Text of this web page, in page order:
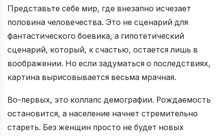
Представьте себе мир, где внезапно исчезает
половина человечества. Это не сценарий для
фантастического боевика, а гипотетический
сценарий, который, к счастью, остается лишь в
воображении. Но если задуматься о последствиях,
картина вырисовывается весьма мрачная.
Во-первых, это коллапс демографии. Рождаемость
остановится, а население начнет стремительно
стареть. Без женщин просто не будет новых